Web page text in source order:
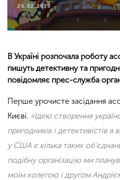
26.02.2019
В Україні розпочала роботу
пишуть детективну та
повідомляє прес-служба
Перше урочисте засідання
Києві. «Ідею створення
пригодників і детективістів
у США є кілька таких
подібну організацію ми
моїм колегою і другом